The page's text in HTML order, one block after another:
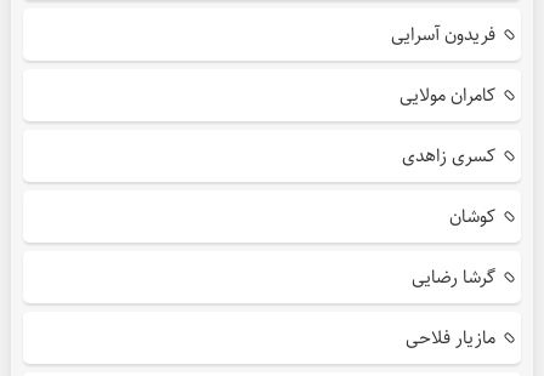
فریدون آسرایی
کامران مولایی
کسری زاهدی
کوشان
گرشا رضایی
مازیار فلاحی